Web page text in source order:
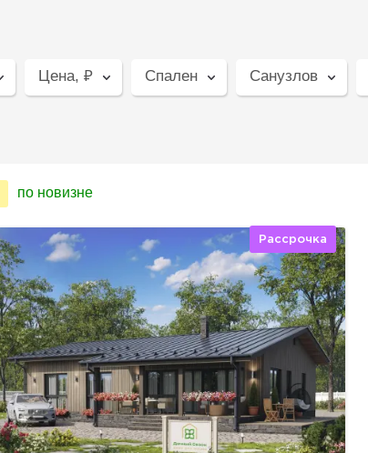
Цена, ₽ Спален Санузлов
по новизне
Рассрочка